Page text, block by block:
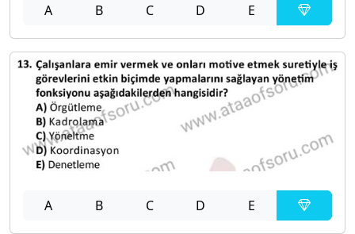
A B C D E
A B C D E